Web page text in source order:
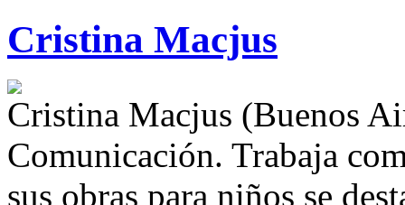
Cristina Macjus
Cristina Macjus (Buenos
Comunicación. Trabaja
sus obras para niños se